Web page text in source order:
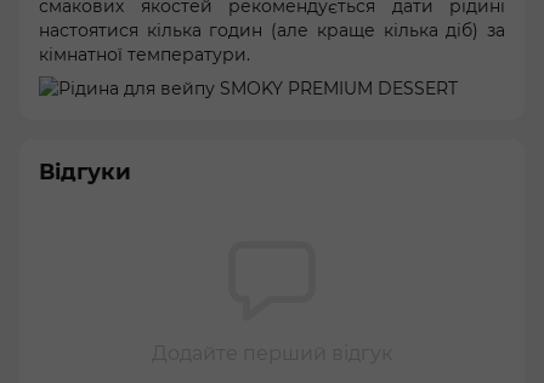
смакових якостей рекомендується дати рідині
настоятися кілька годин (але краще кілька діб) за
кімнатної температури.
Відгуки